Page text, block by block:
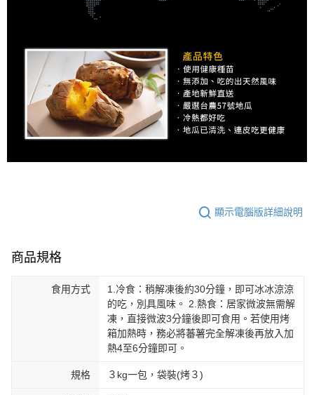
顯示電腦版詳細說明
商品規格
食用方式
1.冷食：稍解凍後約30分鐘，即可冰冰涼涼
的吃，別具風味。 2.熱食：居家微波無需解
凍，直接微波3分鐘後即可食用。若使用烤
箱加熱時，務必將蕃薯完全解凍後再放入加
熱4至6分鐘即可。
規格 ３kg一包，袋裝(烤３)